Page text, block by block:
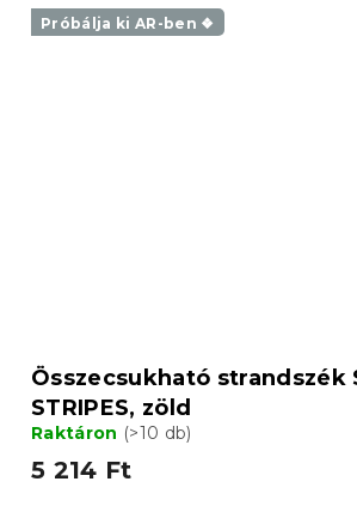
Próbálja ki AR-ben ❖
Összecsukható strandszék
STRIPES, zöld
Raktáron (>10 db)
5 214 Ft